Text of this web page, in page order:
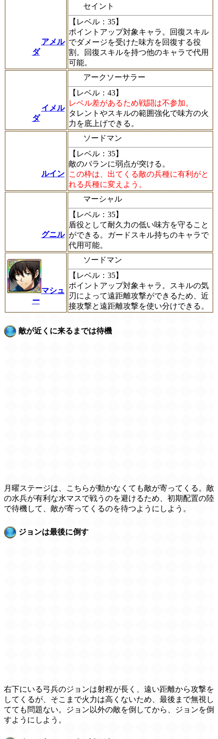
アメル
ダ
セイント
【レベル：35】
ポイントアップ対象キャラ。回復スキル
でダメージを受けた味方を回復する役
割。回復スキルを持つ他のキャラで代用
可能。
イメル
ダ
アークソーサラー
【レベル：43】
レベル差があるため戦闘は不参加。
タレントやスキルの範囲強化で味方の火
力を底上げできる。
ルイン
ソードマン
【レベル：35】
敵のバランに弱点が突ける。
この枠は、出てくる敵の兵種に有利がと
れる兵種に変えよう。
グニル
マーシャル
【レベル：35】
盾役として耐久力の低い味方を守ること
ができる。ガードスキル持ちのキャラで
代用可能。
マシュ
ー
ソードマン
【レベル：35】
ポイントアップ対象キャラ。スキルの気
刃によって遠距離攻撃ができるため、近
接攻撃と遠距離攻撃を使い分けできる。
敵が近くに来るまでは待機
月曜ステージは、こちらが動かなくても敵が寄ってくる。敵
の水兵が有利な水マスで戦うのを避けるため、初期配置の陸
で待機して、敵が寄ってくるのを待つようにしよう。
ジョンは最後に倒す
右下にいる弓兵のジョンは射程が長く、遠い距離から攻撃を
してくるが、そこまで火力は高くないため、最後まで無視し
てても問題ない。ジョン以外の敵を倒してから、ジョンを倒
すようにしよう。